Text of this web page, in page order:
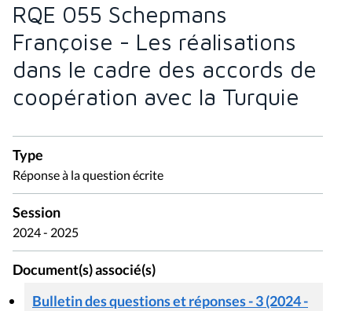
RQE 055 Schepmans
Françoise - Les réalisations
dans le cadre des accords de
coopération avec la Turquie
Type
Réponse à la question écrite
Session
2024 - 2025
Document(s) associé(s)
Bulletin des questions et réponses - 3 (2024 -